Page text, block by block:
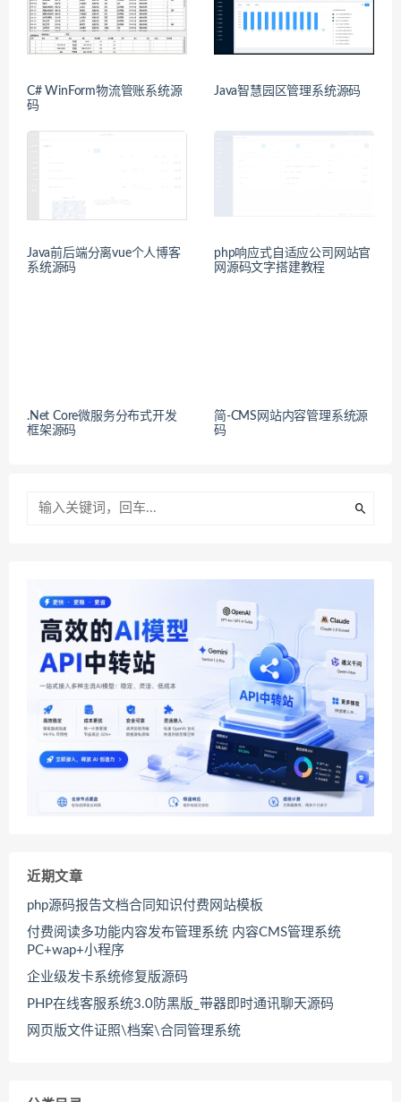
C# WinForm物流管账系统源
码
Java智慧园区管理系统源码
Java前后端分离vue个人博客
系统源码
php响应式自适应公司网站官
网源码文字搭建教程
.Net Core微服务分布式开发
框架源码
简-CMS网站内容管理系统源
码
近期文章
php源码报告文档合同知识付费网站模板
付费阅读多功能内容发布管理系统 内容CMS管理系统
PC+wap+小程序
企业级发卡系统修复版源码
PHP在线客服系统3.0防黑版_带器即时通讯聊天源码
网页版文件证照\档案\合同管理系统